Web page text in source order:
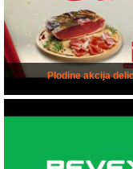
Plodine akcija